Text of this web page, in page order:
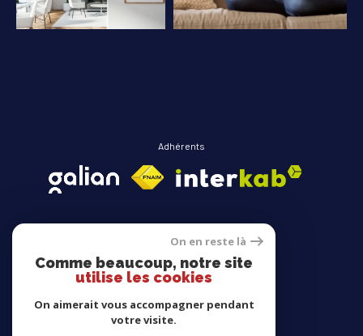
Adhérents
Avis clients
On en reste là
Comme beaucoup, notre site
utilise les cookies
On aimerait vous accompagner pendant
votre visite.
COUPS DE COEUR EXCLUSIVITÉS